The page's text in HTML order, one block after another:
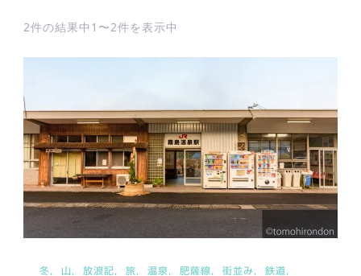
2件の結果中1〜2件を表示中
冬 山 放浪記 旅 温泉 肥薩線 街並み
鉄道